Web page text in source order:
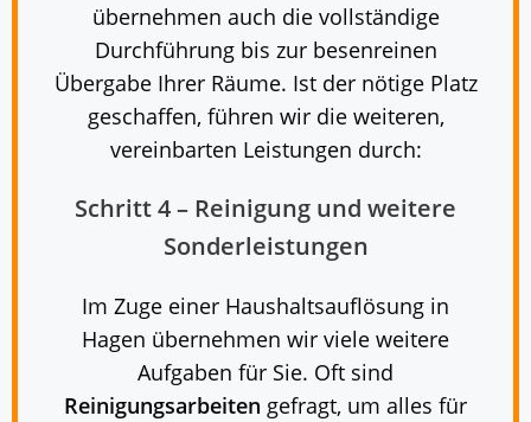
übernehmen auch die vollständige
Durchführung bis zur besenreinen
Übergabe Ihrer Räume. Ist der nötige Platz
geschaffen, führen wir die weiteren,
vereinbarten Leistungen durch:
Schritt 4 – Reinigung und weitere
Sonderleistungen
Im Zuge einer Haushaltsauflösung in
Hagen übernehmen wir viele weitere
Aufgaben für Sie. Oft sind
Reinigungsarbeiten gefragt, um alles für